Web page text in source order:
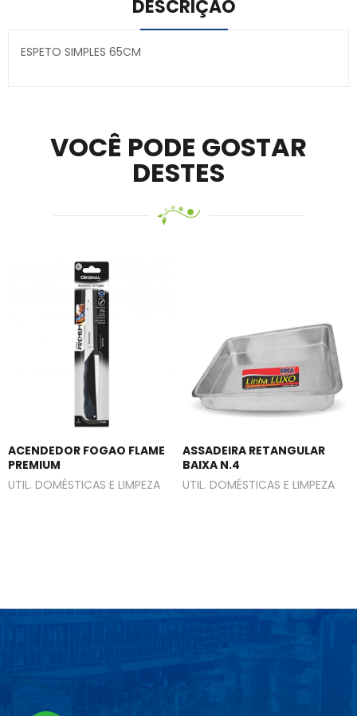
DESCRIÇÃO
ESPETO SIMPLES 65CM
VOCÊ PODE GOSTAR
DESTES
ACENDEDOR FOGAO FLAME
PREMIUM
UTIL. DOMÉSTICAS E LIMPEZA
ASSADEIRA RETANGULAR
BAIXA N.4
UTIL. DOMÉSTICAS E LIMPEZA